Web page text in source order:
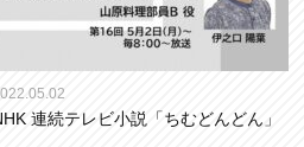
連続テレビ小説「ちむどんどん」